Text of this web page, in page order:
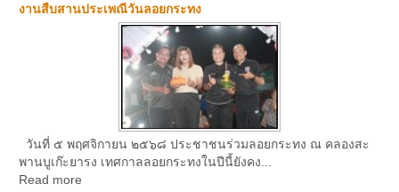
งานสืบสานประเพณีวันลอยกระทง
วันที่ ๕ พฤศจิกายน ๒๕๖๘ ประชาชนร่วมลอยกระทง ณ คลองสะ
พานบูเก๊ะยารง เทศกาลลอยกระทงในปีนี้ยังคง...
Read more